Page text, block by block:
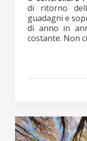
di ritorno
guadagni e
di anno in
costante. Non